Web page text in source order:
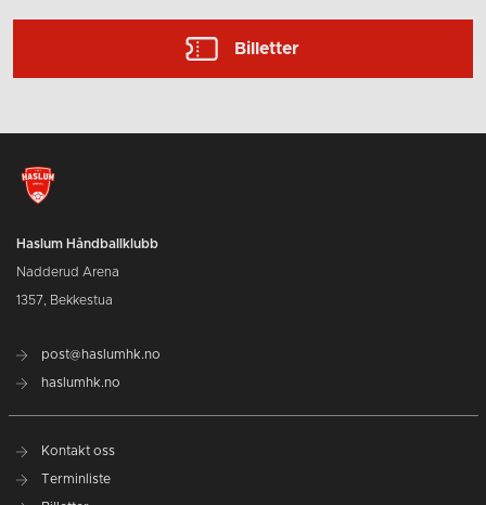
Billetter
Haslum Håndballklubb
Nadderud Arena
1357, Bekkestua
post@haslumhk.no
haslumhk.no
Kontakt oss
Terminliste